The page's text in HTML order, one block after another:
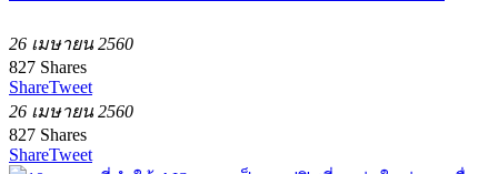
26 เมษายน 2560
827 Shares
ShareTweet
26 เมษายน 2560
827 Shares
ShareTweet